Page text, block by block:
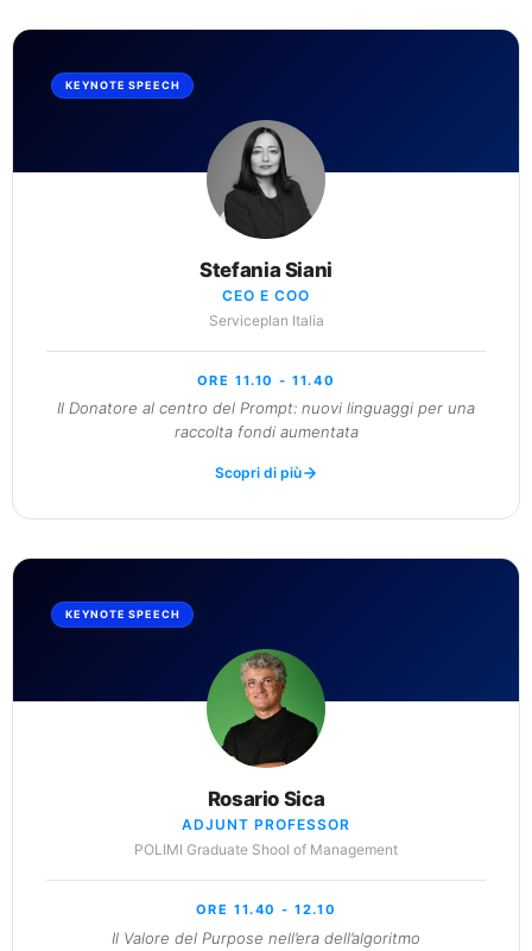
KEYNOTE SPEECH
Stefania Siani
CEO E COO
Serviceplan Italia
ORE 11.10 - 11.40
Il Donatore al centro del Prompt: nuovi linguaggi per una
raccolta fondi aumentata
Scopri di più
KEYNOTE SPEECH
Rosario Sica
ADJUNT PROFESSOR
POLIMI Graduate Shool of Management
ORE 11.40 - 12.10
Il Valore del Purpose nell’era dell’algoritmo